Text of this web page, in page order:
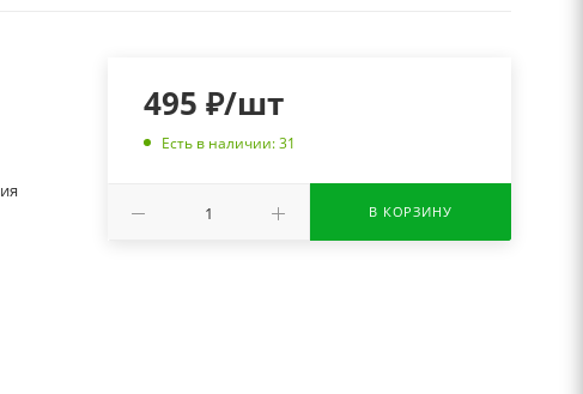
495 ₽/шт
Есть в наличии: 31
В КОРЗИНУ